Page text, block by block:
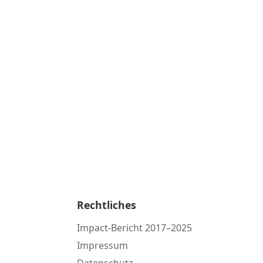
Rechtliches
Impact-Bericht 2017–2025
Impressum